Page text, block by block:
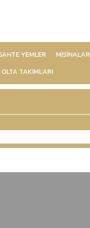
YEMLER MİSİNALAR
TAKIMLARI